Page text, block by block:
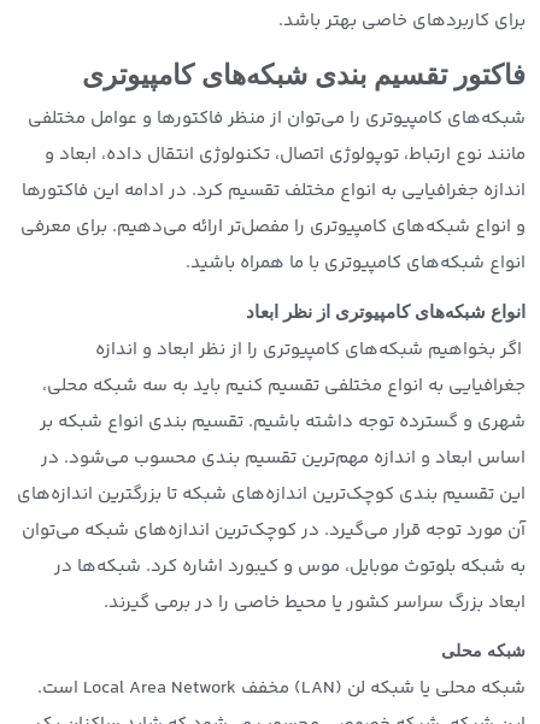
برای کاربردهای خاصی بهتر باشد.
فاکتور تقسیم بندی شبکه‌های کامپیوتری
شبکه‌های کامپیوتری را می‌توان از منظر فاکتورها و عوامل مختلفی
مانند نوع ارتباط، توپولوژی اتصال، تکنولوژی انتقال داده، ابعاد و
اندازه جغرافیایی به انواع مختلف تقسیم کرد. در ادامه این فاکتورها
و انواع شبکه‌های کامپیوتری را مفصل‌تر ارائه می‌دهیم. برای معرفی
انواع شبکه‌های کامپیوتری با ما همراه باشید.
انواع شبکه‌های کامپیوتری از نظر ابعاد
اگر بخواهیم شبکه‌های کامپیوتری را از نظر ابعاد و اندازه
جغرافیایی به انواع مختلفی تقسیم کنیم باید به سه شبکه محلی،
شهری و گسترده توجه داشته باشیم. تقسیم بندی انواع شبکه بر
اساس ابعاد و اندازه مهم‌ترین تقسیم بندی محسوب می‌شود. در
این تقسیم بندی کوچک‌ترین اندازه‌های شبکه تا بزرگترین اندازه‌های
آن مورد توجه قرار می‌گیرد. در کوچک‌ترین اندازه‌های شبکه می‌توان
به شبکه بلوتوث موبایل، موس و کیبورد اشاره کرد. شبکه‌ها در
ابعاد بزرگ سراسر کشور یا محیط خاصی را در برمی گیرند.
شبکه محلی
شبکه محلی یا شبکه لن (LAN) مخفف Local Area Network است.